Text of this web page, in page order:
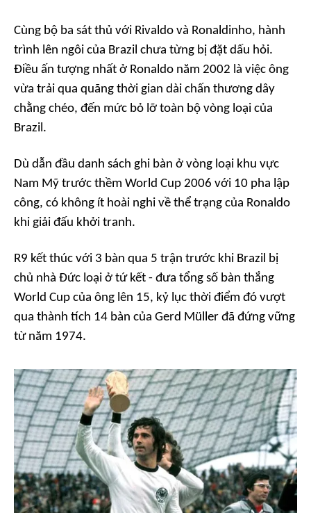
Cùng bộ ba sát thủ với Rivaldo và Ronaldinho, hành
trình lên ngôi của Brazil chưa từng bị đặt dấu hỏi.
Điều ấn tượng nhất ở Ronaldo năm 2002 là việc ông
vừa trải qua quãng thời gian dài chấn thương dây
chằng chéo, đến mức bỏ lỡ toàn bộ vòng loại của
Brazil.
Dù dẫn đầu danh sách ghi bàn ở vòng loại khu vực
Nam Mỹ trước thềm World Cup 2006 với 10 pha lập
công, có không ít hoài nghi về thể trạng của Ronaldo
khi giải đấu khởi tranh.
R9 kết thúc với 3 bàn qua 5 trận trước khi Brazil bị
chủ nhà Đức loại ở tứ kết - đưa tổng số bàn thắng
World Cup của ông lên 15, kỷ lục thời điểm đó vượt
qua thành tích 14 bàn của Gerd Müller đã đứng vững
từ năm 1974.